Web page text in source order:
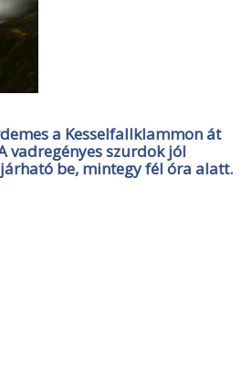
a Kesselfallklammon át
vadregényes szurdok jól
be, mintegy fél óra alatt.